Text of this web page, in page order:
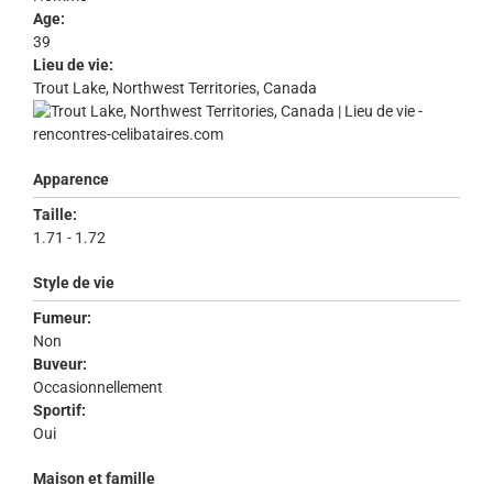
Age:
39
Lieu de vie:
Trout Lake, Northwest Territories, Canada
Apparence
Taille:
1.71 - 1.72
Style de vie
Fumeur:
Non
Buveur:
Occasionnellement
Sportif:
Oui
Maison et famille